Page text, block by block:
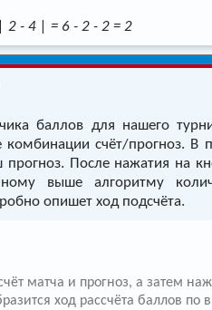
- 4 | = 6 - 2 - 2 = 2
баллов для нашего
комбинации счёт/прогноз. В
После нажатия на
выше алгоритму
опишет ход подсчёта.
матча и прогноз, а затем
ход рассчёта баллов по